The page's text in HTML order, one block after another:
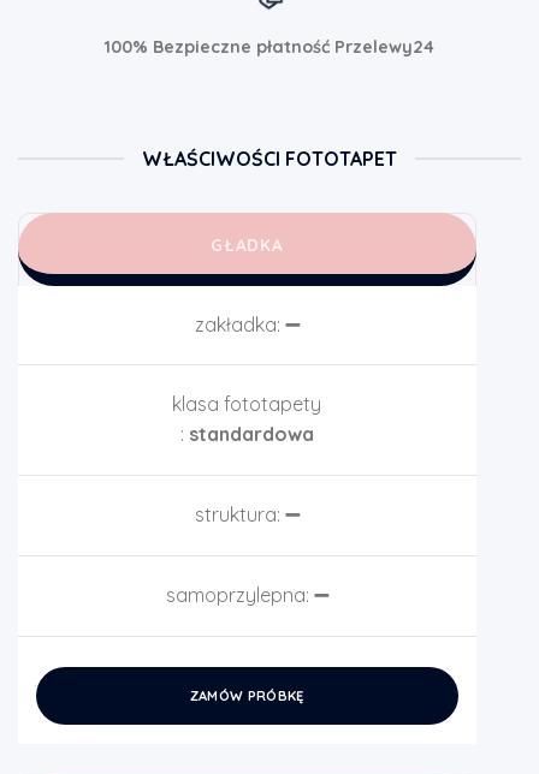
100% Bezpieczne płatność Przelewy24
WŁAŚCIWOŚCI FOTOTAPET
GŁADKA
zakładka: ➖
klasa fototapety
: standardowa
struktura: ➖
samoprzylepna: ➖
ZAMÓW PRÓBKĘ